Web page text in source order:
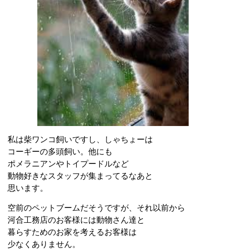
私は柴ワンコ飼いですし、しゃちょーは
コーギーの多頭飼い。他にも
ポメラニアンやトイプードルなど
動物好きなスタッフが集まってるなあと
思います。
空前のペットブームだそうですが、それ以前から
河合工務店のお客様には動物さん達と
暮らすためのお家を考えるお客様は
少なくありません。